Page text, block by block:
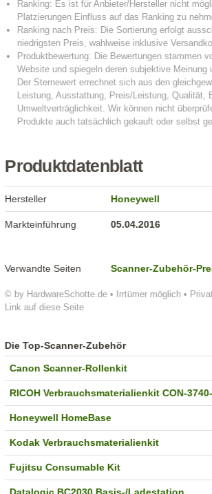
Produktdatenblatt
© by HardwareSchotte.de • Irrtümer möglich •
Link auf diese Seite
Hersteller Honeywell
Markteinführung 05.04.2016
Verwandte Seiten Scanner-Zubehör-
Die Top-Scanner-Zubehör
Canon Scanner-Rollenkit
RICOH Verbrauchsmaterialienkit CON-
Honeywell HomeBase
Kodak Verbrauchsmaterialienkit
Fujitsu Consumable Kit